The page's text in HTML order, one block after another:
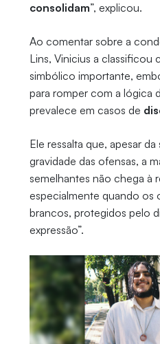
consolidam”, explicou.
Ao comentar sobre a
Lins, Vinicius a classificou
simbólico importante,
para romper com a lógica
prevalece em casos de
Ele ressalta que, apesar
gravidade das ofensas, a
semelhantes não chega à
especialmente quando os
brancos, protegidos pelo
expressão”.